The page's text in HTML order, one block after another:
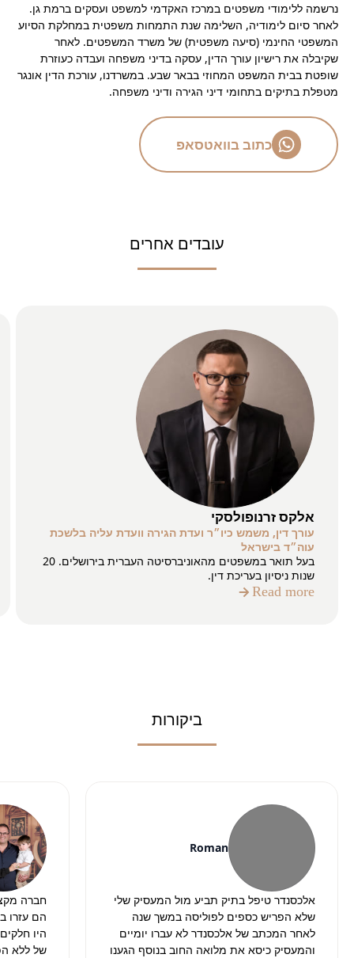
נרשמה ללימודי משפטים במרכז האקדמי למשפט ועסקים ברמת גן.
לאחר סיום לימודיה, השלימה שנת התמחות משפטית במחלקת הסיוע
המשפטי החינמי (סיעה משפטית) של משרד המשפטים. לאחר
שקיבלה את רישיון עורך הדין, עסקה בדיני משפחה ועבדה כעוזרת
שופטת בבית המשפט המחוזי בבאר שבע. במשרדנו, עורכת הדין אונגר
מטפלת בתיקים בתחומי דיני הגירה ודיני משפחה.
כתוב בוואטסאפ
עובדים אחרים
אלקס זרנופולסקי
עורך דין, משמש כיו״ר ועדת הגירה וועדת עליה בלשכת
עוה״ד בישראל
בעל תואר במשפטים מהאוניברסיטה העברית בירושלים. 20
שנות ניסיון בעריכת דין.
Read more
ביקורות
Roman
אלכסנדר טיפל בתיק תביע מול המעסיק שלי
שלא הפריש כספים לפוליסה במשך שנה
לאחר המכתב של אלכסנדר לא עברו יומיים
והמעסיק כיסא את מלואה החוב בנוסף הגענו
חברה
הם עזרו
של ללא